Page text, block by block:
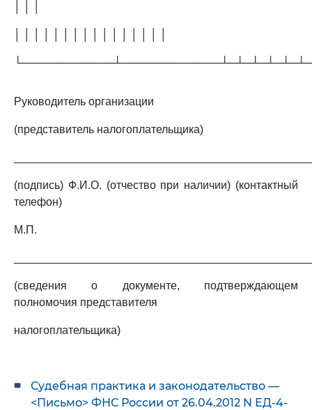
Руководитель организации
(представитель налогоплательщика)
(подпись) Ф.И.О. (отчество при наличии) (контактный
телефон)
М.П.
(сведения о документе, подтверждающем
полномочия представителя
налогоплательщика)
Судебная практика и законодательство —
<Письмо> ФНС России от 26.04.2012 N ЕД-4-